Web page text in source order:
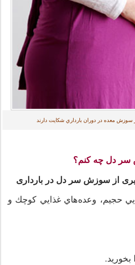
سوزش معده‌ در دوران بارداري شكايت دارند
سر دل چه كنم؟
از سوزش سر دل در بارداری
غذايي حجيم، وعده‌هاي غذايي كوچك و
بخوريد.